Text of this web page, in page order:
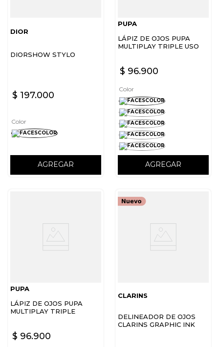
DIOR
DIORSHOW STYLO
$ 197.000
Color
AGREGAR
PUPA
LÁPIZ DE OJOS PUPA
MULTIPLAY TRIPLE USO
$ 96.900
Color
AGREGAR
PUPA
LÁPIZ DE OJOS PUPA
MULTIPLAY TRIPLE
$ 96.900
CLARINS
DELINEADOR DE OJOS
CLARINS GRAPHIC INK